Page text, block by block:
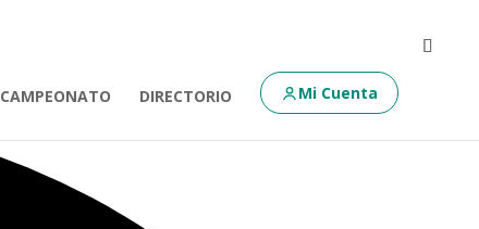
CAMPEONATO DIRECTORIO Mi Cuenta